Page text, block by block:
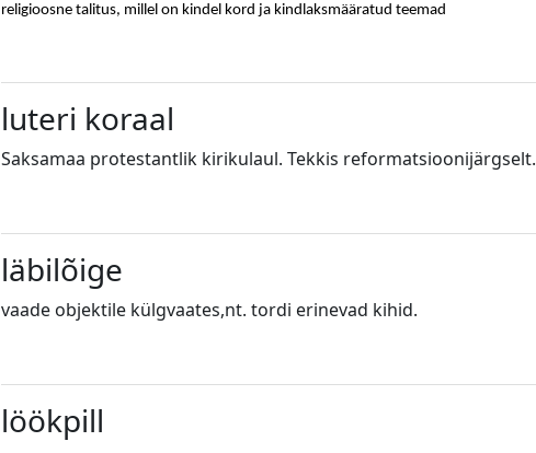
religioosne talitus, millel on kindel kord ja kindlaksmääratud teemad
luteri koraal
Saksamaa protestantlik kirikulaul. Tekkis reformatsioonijärgselt.
läbilõige
vaade objektile külgvaates,nt. tordi erinevad kihid.
löökpill